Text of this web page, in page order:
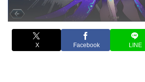
X Facebook LINE